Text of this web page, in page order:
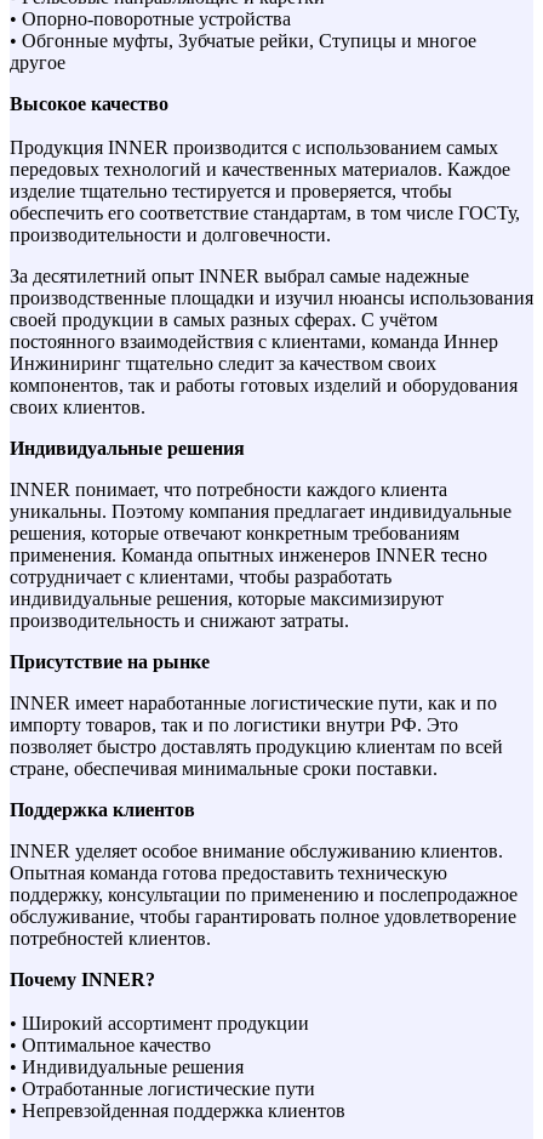
• Опорно-поворотные устройства
• Обгонные муфты, Зубчатые рейки, Ступицы и многое
другое
Высокое качество
Продукция INNER производится с использованием самых
передовых технологий и качественных материалов. Каждое
изделие тщательно тестируется и проверяется, чтобы
обеспечить его соответствие стандартам, в том числе ГОСТу,
производительности и долговечности.
За десятилетний опыт INNER выбрал самые надежные
производственные площадки и изучил нюансы использования
своей продукции в самых разных сферах. С учётом
постоянного взаимодействия с клиентами, команда Иннер
Инжиниринг тщательно следит за качеством своих
компонентов, так и работы готовых изделий и оборудования
своих клиентов.
Индивидуальные решения
INNER понимает, что потребности каждого клиента
уникальны. Поэтому компания предлагает индивидуальные
решения, которые отвечают конкретным требованиям
применения. Команда опытных инженеров INNER тесно
сотрудничает с клиентами, чтобы разработать
индивидуальные решения, которые максимизируют
производительность и снижают затраты.
Присутствие на рынке
INNER имеет наработанные логистические пути, как и по
импорту товаров, так и по логистики внутри РФ. Это
позволяет быстро доставлять продукцию клиентам по всей
стране, обеспечивая минимальные сроки поставки.
Поддержка клиентов
INNER уделяет особое внимание обслуживанию клиентов.
Опытная команда готова предоставить техническую
поддержку, консультации по применению и послепродажное
обслуживание, чтобы гарантировать полное удовлетворение
потребностей клиентов.
Почему INNER?
• Широкий ассортимент продукции
• Оптимальное качество
• Индивидуальные решения
• Отработанные логистические пути
• Непревзойденная поддержка клиентов